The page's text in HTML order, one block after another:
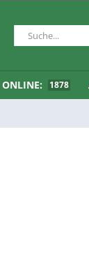
ONLINE: 1878